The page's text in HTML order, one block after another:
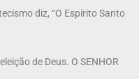
diz, “O Espírito Santo
de Deus. O SENHOR